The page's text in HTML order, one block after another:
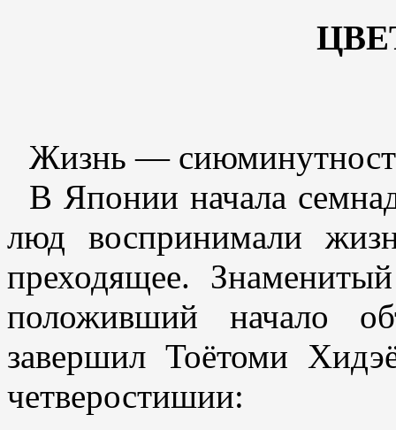
Жизнь —
В Японии начала
люд воспринимали
преходящее.
положивший начало
завершил Тоётоми
четверостишии: